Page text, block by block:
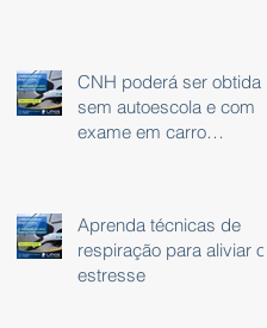
CNH poderá ser obtida
sem autoescola e com
exame em carro
Aprenda técnicas de
respiração para aliviar o
estresse